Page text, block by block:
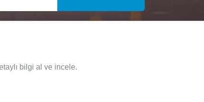
bilgi al ve incele.